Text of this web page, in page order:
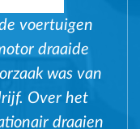
voertuigen
draaide
was van
Over het
draaien